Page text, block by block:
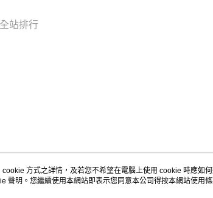
全站排行
我們 客服資訊
方式之詳情，及若您不希望在電腦上使用 cookie 時應如
聲明。您繼續使用本網站即表示您同意本公司得按本網站使用